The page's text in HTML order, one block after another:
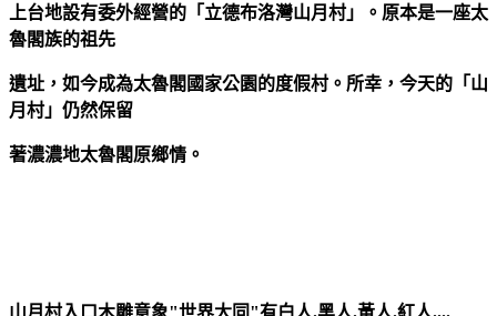
上台地設有委外經營的「立德布洛灣山月村」。原本是一座太
魯閣族的祖先
遺址，如今成為太魯閣國家公園的度假村。所幸，今天的「山
月村」仍然保留
著濃濃地太魯閣原鄉情。
山月村入口木雕意象"世界大同"有白人.黑人.黃人.紅人....